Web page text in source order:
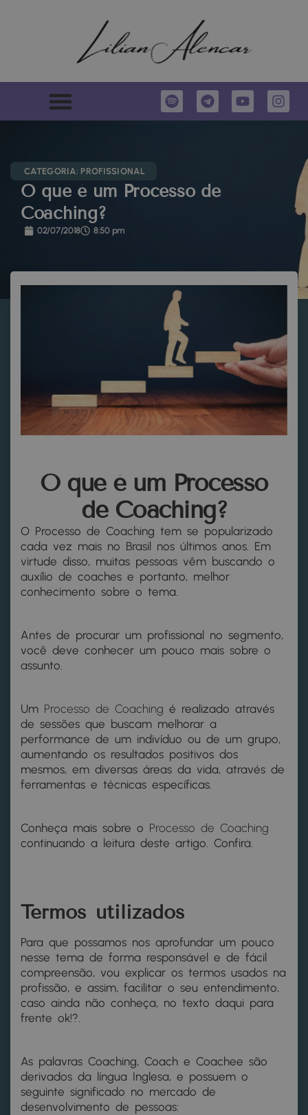
CATEGORIA: PROFISSIONAL
O que é um Processo de
Coaching?
02/07/2018 8:50 pm
O que é um Processo
de Coaching?
O Processo de Coaching tem se popularizado
cada vez mais no Brasil nos últimos anos. Em
virtude disso, muitas pessoas vêm buscando o
auxílio de coaches e portanto, melhor
conhecimento sobre o tema.
Antes de procurar um profissional no segmento,
você deve conhecer um pouco mais sobre o
assunto.
Um Processo de Coaching é realizado através
de sessões que buscam melhorar a
performance de um indivíduo ou de um grupo,
aumentando os resultados positivos dos
mesmos, em diversas áreas da vida, através de
ferramentas e técnicas específicas.
Conheça mais sobre o Processo de Coaching
continuando a leitura deste artigo. Confira.
Termos utilizados
Para que possamos nos aprofundar um pouco
nesse tema de forma responsável e de fácil
compreensão, vou explicar os termos usados na
profissão, e assim, facilitar o seu entendimento,
caso ainda não conheça, no texto daqui para
frente ok!?.
As palavras Coaching, Coach e Coachee são
derivados da língua Inglesa, e possuem o
seguinte significado no mercado de
desenvolvimento de pessoas: